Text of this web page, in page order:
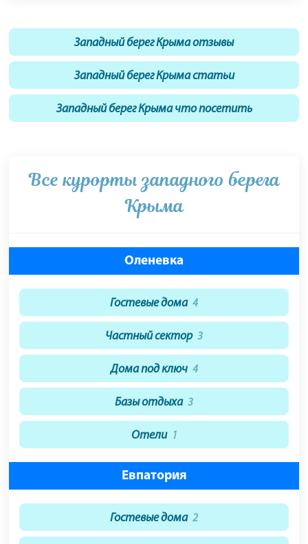
Западный берег Крыма отзывы
Западный берег Крыма статьи
Западный берег Крыма что посетить
Все курорты западного берега
Крыма
Оленевка
Гостевые дома 4
Частный сектор 3
Дома под ключ 4
Базы отдыха 3
Отели 1
Евпатория
Гостевые дома 2